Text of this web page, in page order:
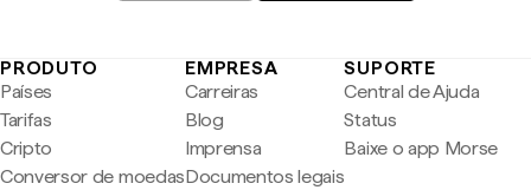
PRODUTO
Países
Tarifas
Cripto
Conversor de moedas
EMPRESA
Carreiras
Blog
Imprensa
Documentos legais
SUPORTE
Central de Ajuda
Status
Baixe o app Morse